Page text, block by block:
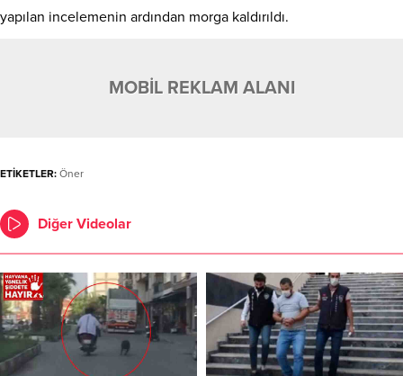
yapılan incelemenin ardından morga kaldırıldı.
MOBİL REKLAM ALANI
ETİKETLER: Öner
Diğer Videolar